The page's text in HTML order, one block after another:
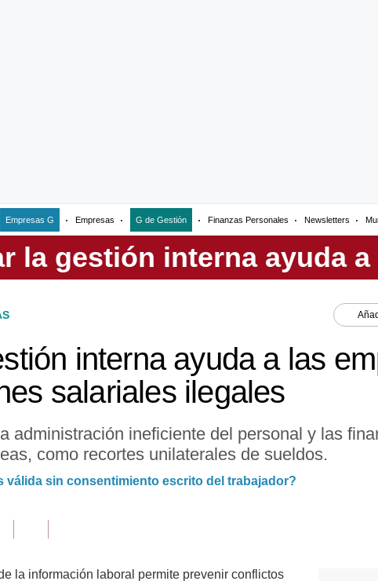
Empresas G Empresas G de Gestión Finanzas Personales Newsletters
interna ayuda a las
salariales ilegales
administración ineficiente del personal y las
como recortes unilaterales de sueldos.
válida sin consentimiento escrito del trabajador?